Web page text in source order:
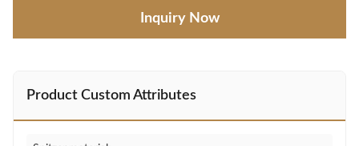
Inquiry Now
Product Custom Attributes